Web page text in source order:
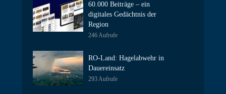
60.000 Beiträge – ein
digitales Gedächtnis der
Region
246 Aufrufe
RO-Land: Hagelabwehr in
Dauereinsatz
293 Aufrufe